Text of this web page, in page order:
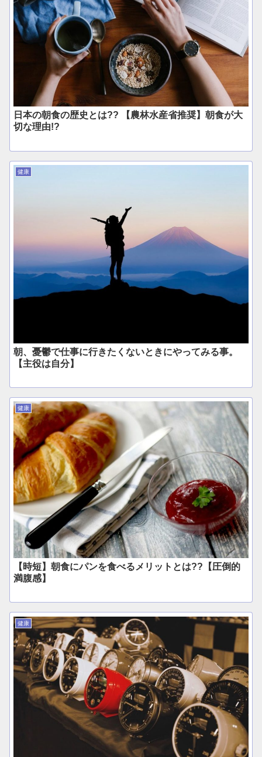
日本の朝食の歴史とは?? 【農林水産省推奨】朝食が大
切な理由!?
健康
朝、憂鬱で仕事に行きたくないときにやってみる事。
【主役は自分】
健康
【時短】朝食にパンを食べるメリットとは??【圧倒的
満腹感】
健康